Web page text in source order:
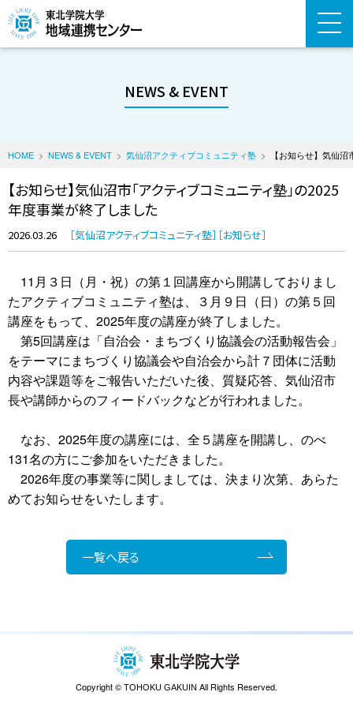
NEWS & EVENT
HOME NEWS & EVENT 気仙沼アクティブコミュニティ塾 【お知らせ】気仙
【お知らせ】気仙沼市「アクティブコミュニティ塾」の2025
年度事業が終了しました
2026.03.26 気仙沼アクティブコミュニティ塾 お知らせ
11月３日（月・祝）の第１回講座から開講しておりまし
たアクティブコミュニティ塾は、３月９日（日）の第５回
講座をもって、2025年度の講座が終了しました。
第5回講座は「自治会・まちづくり協議会の活動報告会」
をテーマにまちづくり協議会や自治会から計７団体に活動
内容や課題等をご報告いただいた後、質疑応答、気仙沼市
長や講師からのフィードバックなどが行われました。
なお、2025年度の講座には、全５講座を開講し、のべ
131名の方にご参加をいただきました。
2026年度の事業等に関しましては、決まり次第、あらた
めてお知らせをいたします。
一覧へ戻る
Copyright © TOHOKU GAKUIN All Rights Reserved.